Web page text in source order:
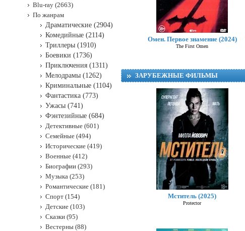
Омен. Первое знамение (2024)
The First Omen
ЗАРУБЕЖНЫЕ ФИЛЬМЫ
Мститель (2025)
Protector
Blu-ray (2663)
По жанрам
Драматические (2904)
Комедийные (2114)
Триллеры (1910)
Боевики (1736)
Приключения (1311)
Мелодрамы (1262)
Криминальные (1104)
Фантастика (773)
Ужасы (741)
Фэнтезийные (684)
Детективные (601)
Семейные (494)
Исторические (419)
Военные (412)
Биографии (293)
Музыка (253)
Романтические (181)
Спорт (154)
Детские (103)
Сказки (95)
Вестерны (88)